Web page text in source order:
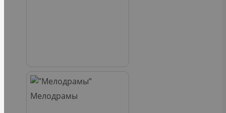
Мелодрамы